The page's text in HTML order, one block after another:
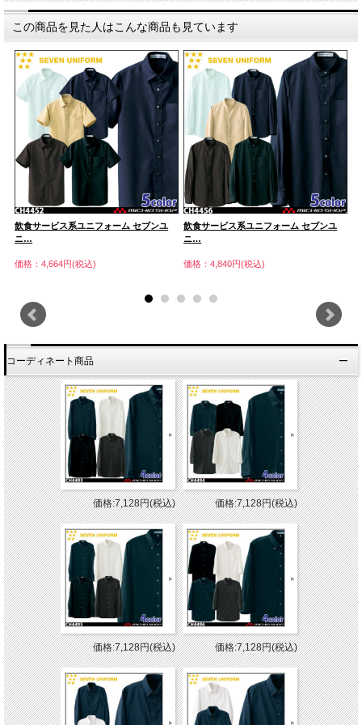
この商品を見た人はこんな商品も見ています
飲食サービス系ユニフォーム セブンユ
ニ…
価格：4,664円(税込)
飲食サービス系ユニフォーム セブンユ
ニ…
価格：4,840円(税込)
コーディネート商品
価格:7,128円(税込) 価格:7,128円(税込)
価格:7,128円(税込) 価格:7,128円(税込)